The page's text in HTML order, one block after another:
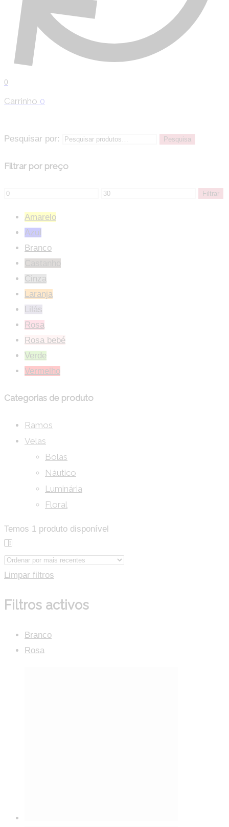
0
Carrinho 0
Pesquisar por: Pesquisa
Filtrar por preço
Filtrar
Amarelo
Azul
Branco
Cinza
Laranja
Lilás
Rosa
Rosa bebé
Verde
Vermelho
Categorias de produto
Ramos
Velas
Bolas
Náutico
Luminária
Floral
Temos 1 produto disponível
Limpar filtros
Filtros activos
Branco
Rosa